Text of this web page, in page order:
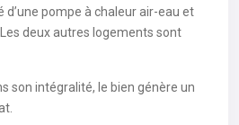
d’une pompe à chaleur air-eau et
deux autres logements sont
son intégralité, le bien génère un